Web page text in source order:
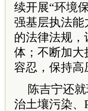
续开展“环境
强基层执法能
的法律法规
体；不断加大
容忍，保持高
陈吉宁还
治土壤污染、